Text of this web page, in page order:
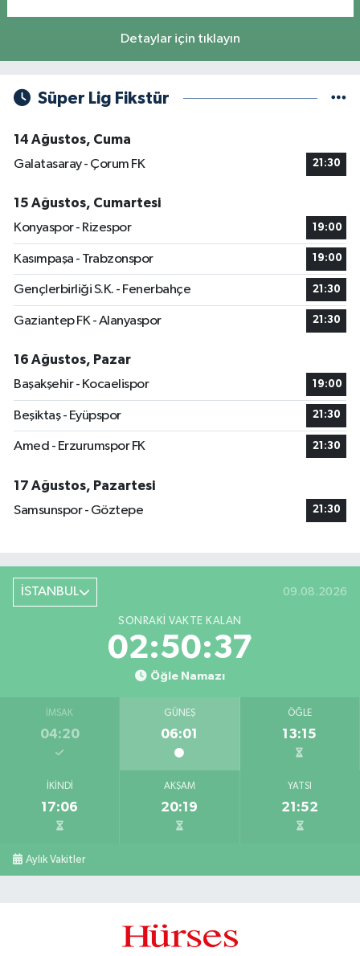
Detaylar için tıklayın
Süper Lig Fikstür
14 Ağustos, Cuma
Galatasaray - Çorum FK
21:30
15 Ağustos, Cumartesi
Konyaspor - Rizespor
19:00
Kasımpaşa - Trabzonspor 19:00
Gençlerbirliği S.K. - Fenerbahçe 21:30
Gaziantep FK - Alanyaspor 21:30
16 Ağustos, Pazar
Başakşehir - Kocaelispor
19:00
Beşiktaş - Eyüpspor 21:30
Amed - Erzurumspor FK 21:30
17 Ağustos, Pazartesi
Samsunspor - Göztepe
21:30
İSTANBUL 09.08.2026
SONRAKI VAKTE KALAN
02:50:36
Öğle Namazı
İMSAK
04:20
GÜNEŞ
06:01
ÖĞLE
13:15
İKINDI
17:06
AKŞAM
20:19
YATSI
21:52
Aylık Vakitler